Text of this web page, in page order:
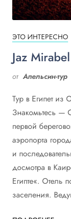
ЭТО ИНТЕРЕСНО
Jaz
от Апельсин-тур
Тур в Египет
Знакомьтесь —
первой
аэропорта
и
досмотра в
Египте«. Отель
заселения.